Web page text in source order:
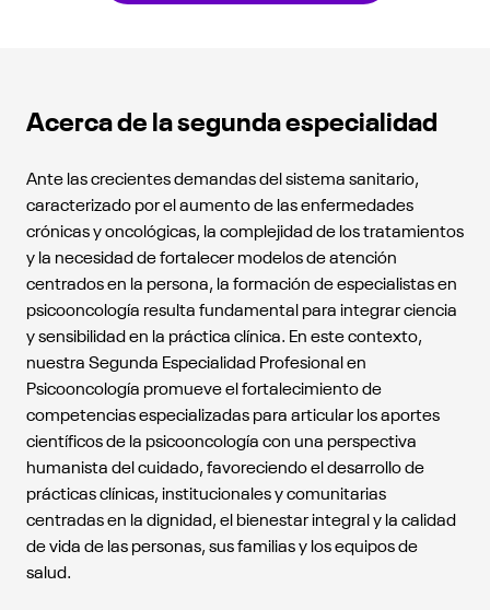
Acerca de la segunda especialidad
Ante las crecientes demandas del sistema sanitario,
caracterizado por el aumento de las enfermedades
crónicas y oncológicas, la complejidad de los tratamientos
y la necesidad de fortalecer modelos de atención
centrados en la persona, la formación de especialistas en
psicooncología resulta fundamental para integrar ciencia
y sensibilidad en la práctica clínica. En este contexto,
nuestra Segunda Especialidad Profesional en
Psicooncología promueve el fortalecimiento de
competencias especializadas para articular los aportes
científicos de la psicooncología con una perspectiva
humanista del cuidado, favoreciendo el desarrollo de
prácticas clínicas, institucionales y comunitarias
centradas en la dignidad, el bienestar integral y la calidad
de vida de las personas, sus familias y los equipos de
salud.